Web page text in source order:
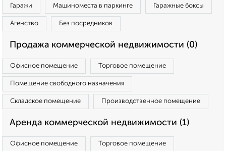
Гаражи Машиноместа в паркинге Гаражные боксы
Агенство Без посредников
Продажа коммерческой недвижимости (0)
Офисное помещение Торговое помещение
Помещение свободного назначения
Складское помещение Производственное помещение
Аренда коммерческой недвижимости (1)
Офисное помещение Торговое помещение